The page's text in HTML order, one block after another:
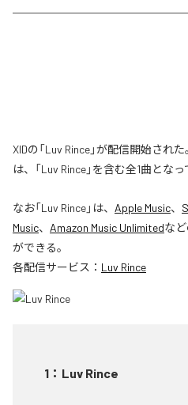
XIDの「Luv Rince」が配信開始され
は、「Luv Rince」を含む全1曲となっ
なお「Luv Rince」は、 Apple Music、
Music、 Amazon Music Unlimitedな
ができる。
各配信サービス： Luv Rince
1 ： Luv Rince